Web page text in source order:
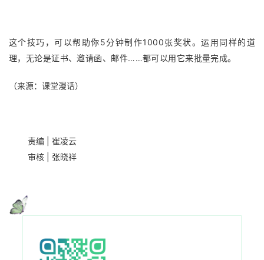
这个技巧，可以帮助你5分钟制作1000张奖状。运用同样的道
理，无论是证书、邀请函、邮件……都可以用它来批量完成。
（来源：课堂漫话）
责编 | 崔凌云
审核 | 张晓祥